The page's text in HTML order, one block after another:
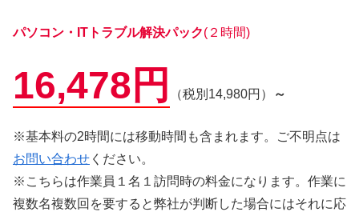
パソコン・ITトラブル解決パック(２時間)
16,478円 （税別14,980円） ～
※基本料の2時間には移動時間も含まれます。ご不明点は
お問い合わせ ください。
※こちらは作業員１名１訪問時の料金になります。作業に
複数名複数回を要すると弊社が判断した場合にはそれに応